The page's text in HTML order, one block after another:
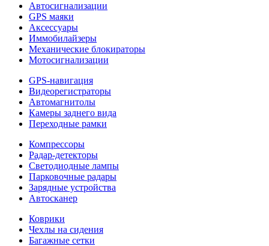
Автосигнализации
GPS маяки
Аксессуары
Иммобилайзеры
Механические блокираторы
Мотосигнализации
GPS-навигация
Видеорегистраторы
Автомагнитолы
Камеры заднего вида
Переходные рамки
Компрессоры
Радар-детекторы
Светодиодные лампы
Парковочные радары
Зарядные устройства
Автосканер
Коврики
Чехлы на сидения
Багажные сетки